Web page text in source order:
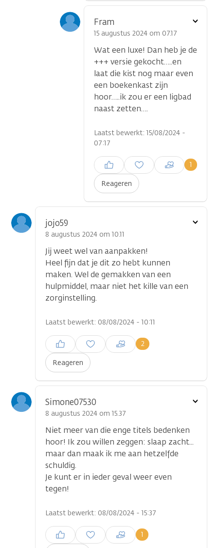
Fram
15 augustus 2024 om 07.17
Wat een luxe! Dan heb je de
+++ versie gekocht…..en
laat die kist nog maar even
een boekenkast zijn
hoor…..ik zou er een ligbad
naast zetten….
Laatst bewerkt: 15/08/2024 -
07:17
Reageren
1
Inloggen om een reactie te
plaatsen
Toon
jojo59
8 augustus 2024 om 10.11
Jij weet wel van aanpakken!
Heel fijn dat je dit zo hebt kunnen
maken. Wel de gemakken van een
hulpmiddel, maar niet het kille van een
zorginstelling.
Laatst bewerkt: 08/08/2024 - 10:11
Reageren
2
Inloggen om een reactie te
plaatsen
Toon
Simone07530
8 augustus 2024 om 15.37
Niet meer van die enge titels bedenken
hoor! Ik zou willen zeggen: slaap zacht...
maar dan maak ik me aan hetzelfde
schuldig.
Je kunt er in ieder geval weer even
tegen!
Laatst bewerkt: 08/08/2024 - 15:37
1
Inloggen om een reactie te
plaatsen
Toon